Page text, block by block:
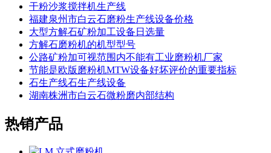
干粉沙浆搅拌机生产线
福建泉州市白云石磨粉生产线设备价格
大型方解石矿粉加工设备日选量
方解石磨粉机的机型型号
公路矿粉加可视范围内不能有工业磨粉机厂家
节能是欧版磨粉机MTW设备好坏评价的重要指标
石生产线石生产线设备
湖南株洲市白云石微粉磨内部结构
热销产品